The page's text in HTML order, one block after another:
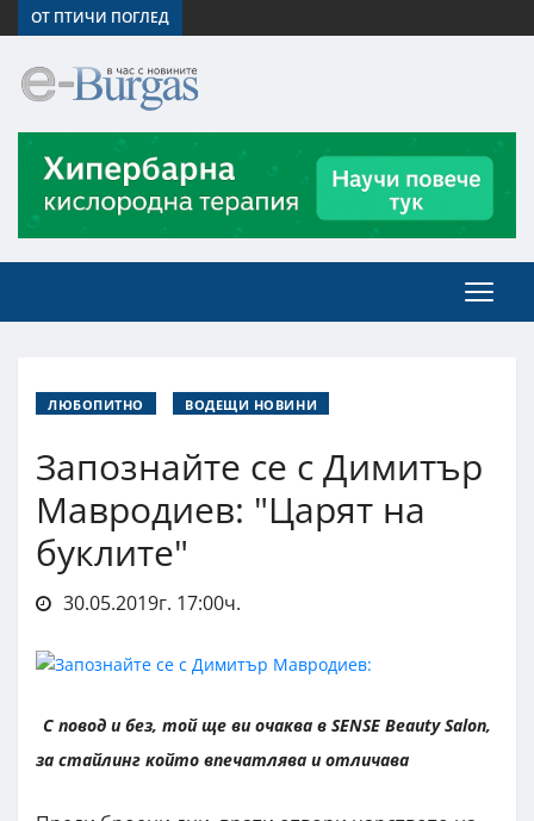
ОТ ПТИЧИ ПОГЛЕД
ЛЮБОПИТНО ВОДЕЩИ НОВИНИ
Запознайте се с Димитър
Мавродиев: "Царят на
буклите"
30.05.2019г. 17:00ч.
С повод и без, той ще ви очаква в SENSE Beauty Salon,
за стайлинг който впечатлява и отличава